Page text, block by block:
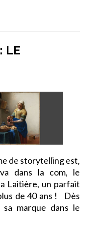
LE
de storytelling est,
dans la com, le
Laitière, un parfait
de 40 ans ! Dès
marque dans le